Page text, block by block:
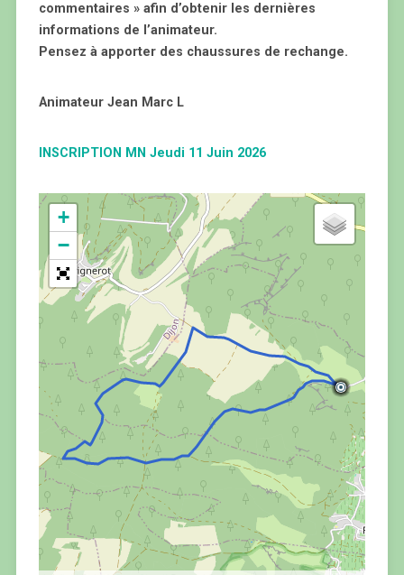
commentaires » afin d’obtenir les dernières
informations de l’animateur.
Pensez à apporter des chaussures de rechange.
Animateur Jean Marc L
INSCRIPTION MN Jeudi 11 Juin 2026
+
−